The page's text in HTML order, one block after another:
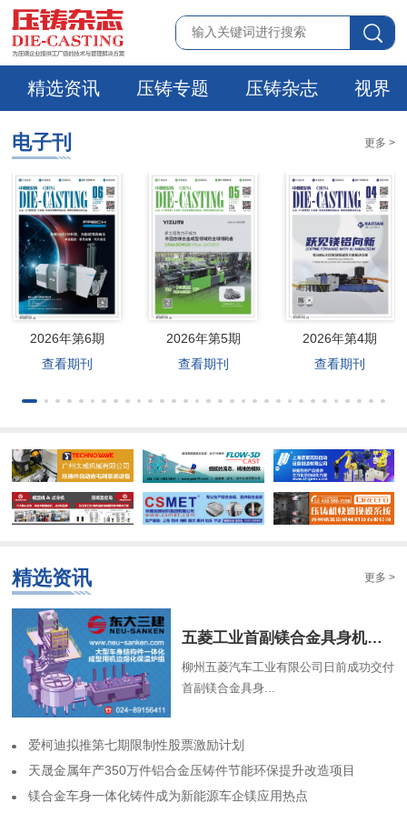
精选资讯 压铸专题 压铸杂志 视界
电子刊 更多 >
2026年第6期
查看期刊
2026年第5期
查看期刊
2026年第4期
查看期刊
精选资讯 更多 >
​五菱工业首副镁合金具身机器人骨架成功交付
柳州五菱汽车工业有限公司日前成功交付
首副镁合金具身...
​爱柯迪拟推第七期限制性股票激励计划
​天晟金属年产350万件铝合金压铸件节能环保提升改造项目
​镁合金车身一体化铸件成为新能源车企镁应用热点